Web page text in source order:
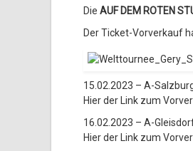
Die AUF DEM ROTEN
Der Ticket-Vorverkauf
15.02.2023 – A-
Hier der Link zum
16.02.2023 – A-
Hier der Link zum